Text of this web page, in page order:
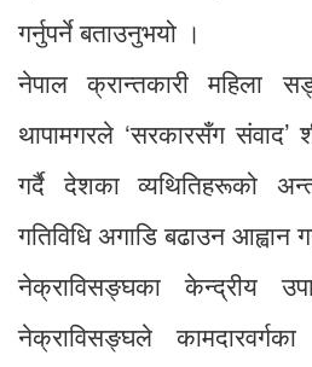
गर्नुपर्ने बताउनुभयो ।
नेपाल क्रान्तकारी महिला
थापामगरले ‘सरकारसँग संवाद’
गर्दै देशका व्यथितिहरूको
गतिविधि अगाडि बढाउन आह्वान
नेक्राविसङ्घका केन्द्रीय
नेक्राविसङ्घले कामदारवर्गका